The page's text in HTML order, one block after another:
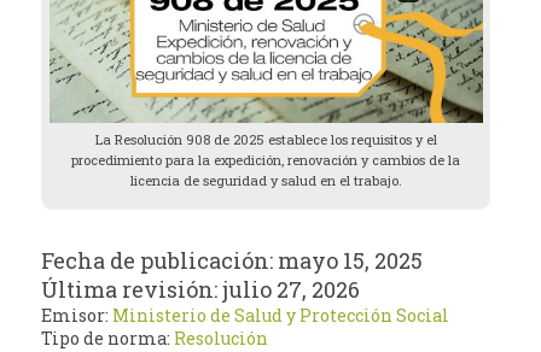
La Resolución 908 de 2025 establece los requisitos y el
procedimiento para la expedición, renovación y cambios de la
licencia de seguridad y salud en el trabajo.
Fecha de publicación: mayo 15, 2025
Última revisión:julio 27, 2026
Emisor: Ministerio de Salud y Protección Social
Tipo de norma: Resolución